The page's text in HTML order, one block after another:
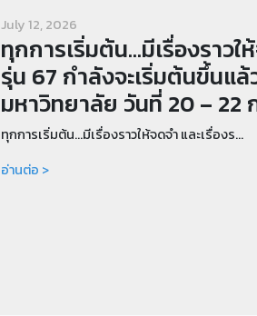
July 12, 2026
ทุกการเริ่มต้น...มีเรื่องราว
รุ่น 67 กำลังจะเริ่มต้นขึ้นแ
มหาวิทยาลัย วันที่ 20 – 22
ทุกการเริ่มต้น...มีเรื่องราวให้จดจำ และเรื่องร...
อ่านต่อ >